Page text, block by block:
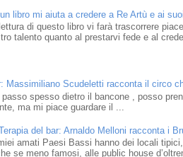
libro mi aiuta a credere a Re Artù e ai
di questo libro vi farà trascorrere
talento quanto al prestarvi fede e al
Massimiliano Scudeletti racconta il circo
spesso dietro il bancone , posso
ma mi piace guardare il ...
Terapia del bar: Arnaldo Melloni racconta i
amati Paesi Bassi hanno dei locali
se meno famosi, alle public house